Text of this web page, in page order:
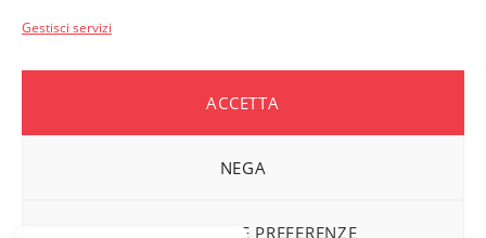
Gestisci servizi
ACCETTA
NEGA
VISUALIZZA LE PREFERENZE
Convenzionamenti e Servizi Complementari